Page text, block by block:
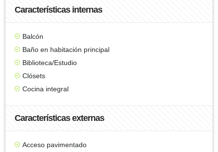
Características internas
Balcón
Baño en habitación principal
Biblioteca/Estudio
Clósets
Cocina integral
Características externas
Acceso pavimentado